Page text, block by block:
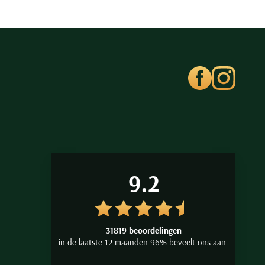
9.2
31819 beoordelingen
in de laatste 12 maanden 96% beveelt ons aan.